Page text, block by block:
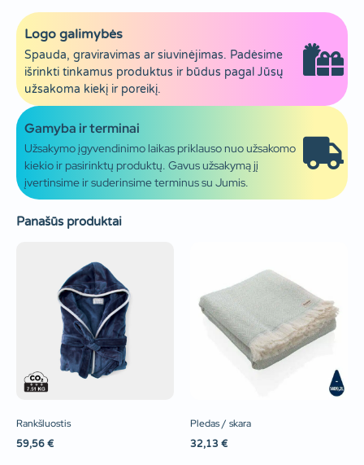
Logo galimybės
Spauda, graviravimas ar siuvinėjimas. Padėsime
išrinkti tinkamus produktus ir būdus pagal Jūsų
užsakoma kiekį ir poreikį.
Gamyba ir terminai
Užsakymo įgyvendinimo laikas priklauso nuo užsakomo
kiekio ir pasirinktų produktų. Gavus užsakymą jį
įvertinsime ir suderinsime terminus su Jumis.
Panašūs produktai
Rankšluostis
59,56 €
Pledas / skara
32,13 €